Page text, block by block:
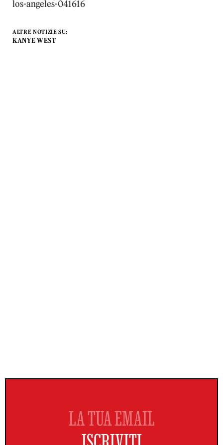
los-angeles-041616
ALTRE NOTIZIE SU:
KANYE WEST